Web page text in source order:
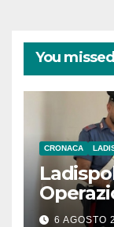
You missed
CRONACA
6 AGOSTO